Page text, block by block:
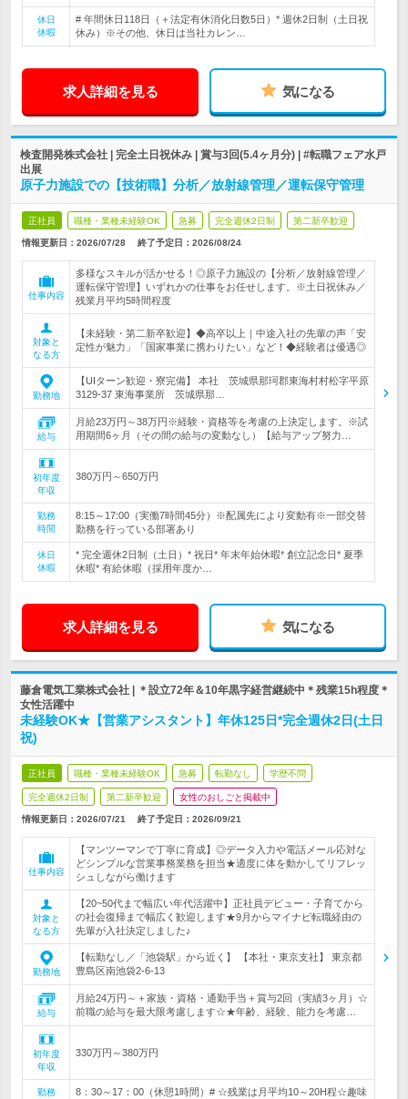
休日
休暇
# 年間休日118日（＋法定有休消化日数5日）* 週休2日制（土日祝
休み）※その他、休日は当社カレン…
求人詳細を見る 気になる
検査開発株式会社 | 完全土日祝休み | 賞与3回(5.4ヶ月分) | #転職フェア水戸
出展
原子力施設での【技術職】分析／放射線管理／運転保守管理
正社員 職種・業種未経験OK 急募 完全週休2日制 第二新卒歓迎
情報更新日：2026/07/28 終了予定日： 2026/08/24
仕事内容
多様なスキルが活かせる！◎原子力施設の【分析／放射線管理／
運転保守管理】いずれかの仕事をお任せします。※土日祝休み／
残業月平均5時間程度
対象と
なる方
【未経験・第二新卒歓迎】◆高卒以上｜中途入社の先輩の声「安
定性が魅力」「国家事業に携わりたい」など！◆経験者は優遇◎
勤務地
【UIターン歓迎・寮完備】 本社 茨城県那珂郡東海村村松字平原
3129-37 東海事業所 茨城県那…
給与
月給23万円～38万円※経験・資格等を考慮の上決定します。※試
用期間6ヶ月（その間の給与の変動なし）【給与アップ努力…
初年度
年収
380万円～650万円
勤務
時間
8:15～17:00（実働7時間45分）※配属先により変動有※一部交替
勤務を行っている部署あり
休日
休暇
* 完全週休2日制（土日）* 祝日* 年末年始休暇* 創立記念日* 夏季
休暇* 有給休暇（採用年度か…
求人詳細を見る 気になる
藤倉電気工業株式会社 | ＊設立72年＆10年黒字経営継続中＊残業15h程度＊
女性活躍中
未経験OK★【営業アシスタント】年休125日*完全週休2日(土日
祝)
正社員 職種・業種未経験OK 急募 転勤なし 学歴不問
完全週休2日制 第二新卒歓迎 女性のおしごと掲載中
情報更新日：2026/07/21 終了予定日： 2026/09/21
仕事内容
【マンツーマンで丁寧に育成】◎データ入力や電話メール応対な
どシンプルな営業事務業務を担当★適度に体を動かしてリフレッ
シュしながら働けます
対象と
なる方
【20~50代まで幅広い年代活躍中】正社員デビュー・子育てから
の社会復帰まで幅広く歓迎します★9月からマイナビ転職経由の
先輩が入社決定しました♪
勤務地
【転勤なし／「池袋駅」から近く】 【本社・東京支社】 東京都
豊島区南池袋2-6-13
給与
月給24万円～＋家族・資格・通勤手当＋賞与2回（実績3ヶ月）☆
前職の給与を最大限考慮します☆★年齢、経験、能力を考慮…
初年度
年収
330万円～380万円
勤務
8：30～17：00（休憩1時間）# ☆残業は月平均10～20H程☆趣味